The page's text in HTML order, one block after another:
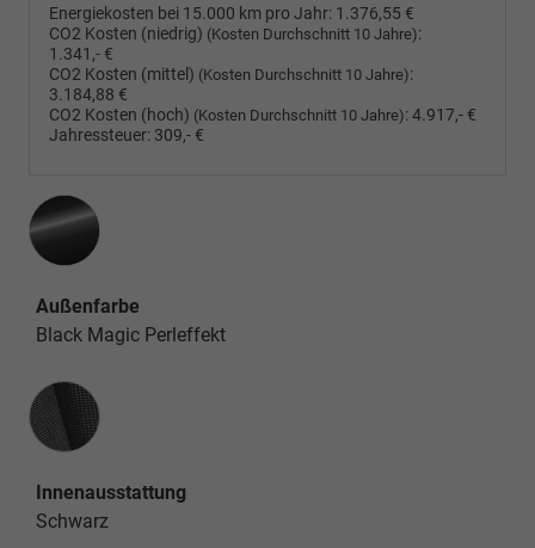
Energiekosten bei 15.000 km pro Jahr: 1.376,55 €
CO2 Kosten (niedrig) (Kosten Durchschnitt 10 Jahre):
1.341,- €
CO2 Kosten (mittel) (Kosten Durchschnitt 10 Jahre):
3.184,88 €
CO2 Kosten (hoch) (Kosten Durchschnitt 10 Jahre):4.917,- €
Jahressteuer: 309,- €
Außenfarbe
Black Magic Perleffekt
Innenausstattung
Innenausstattung
Schwarz